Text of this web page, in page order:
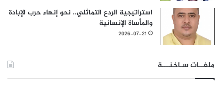
استراتيجية الردع التماثلي.. نحو إنهاء حرب الإبادة
والمأساة الإنسانية
2026-07-21
ملفــات سـاخنـــة